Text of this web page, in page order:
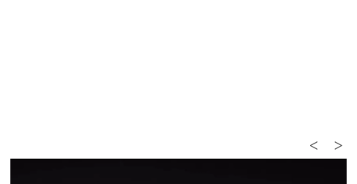
>
<